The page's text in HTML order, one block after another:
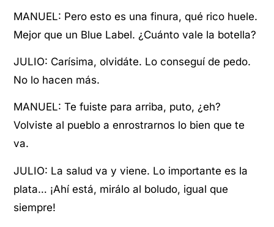
MANUEL: Pero esto es una finura, qué rico huele.
Mejor que un Blue Label. ¿Cuánto vale la botella?
JULIO: Carísima, olvidáte. Lo conseguí de pedo.
No lo hacen más.
MANUEL: Te fuiste para arriba, puto, ¿eh?
Volviste al pueblo a enrostrarnos lo bien que te
va.
JULIO: La salud va y viene. Lo importante es la
plata… ¡Ahí está, mirálo al boludo, igual que
siempre!